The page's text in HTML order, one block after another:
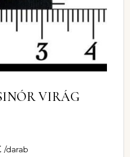
VIRÁG
/darab